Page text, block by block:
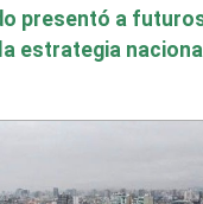
presentó a
estrategia